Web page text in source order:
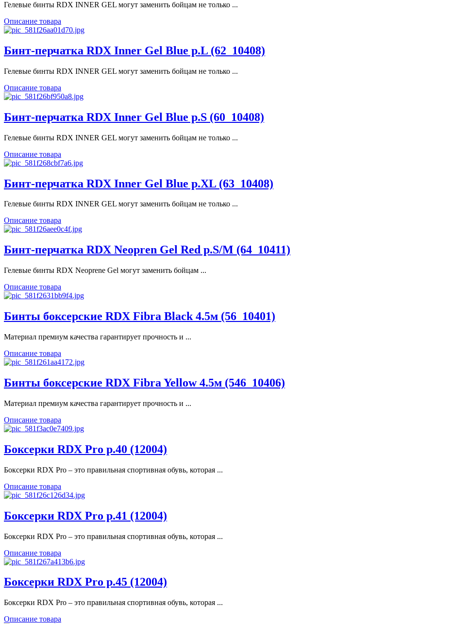
Гелевые бинты RDX INNER GEL могут заменить бойцам не только ...
Описание товара
Бинт-перчатка RDX Inner Gel Blue р.L (62_10408)
Гелевые бинты RDX INNER GEL могут заменить бойцам не только ...
Описание товара
Бинт-перчатка RDX Inner Gel Blue р.S (60_10408)
Гелевые бинты RDX INNER GEL могут заменить бойцам не только ...
Описание товара
Бинт-перчатка RDX Inner Gel Blue р.XL (63_10408)
Гелевые бинты RDX INNER GEL могут заменить бойцам не только ...
Описание товара
Бинт-перчатка RDX Neopren Gel Red р.S/M (64_10411)
Гелевые бинты RDX Neoprene Gel могут заменить бойцам ...
Описание товара
Бинты боксерские RDX Fibra Black 4.5м (56_10401)
Материал премиум качества гарантирует прочность и ...
Описание товара
Бинты боксерские RDX Fibra Yellow 4.5м (546_10406)
Материал премиум качества гарантирует прочность и ...
Описание товара
Боксерки RDX Pro р.40 (12004)
Боксерки RDX Pro – это правильная спортивная обувь, которая ...
Описание товара
Боксерки RDX Pro р.41 (12004)
Боксерки RDX Pro – это правильная спортивная обувь, которая ...
Описание товара
Боксерки RDX Pro р.45 (12004)
Боксерки RDX Pro – это правильная спортивная обувь, которая ...
Описание товара